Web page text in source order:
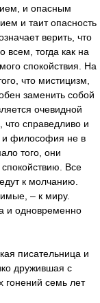
и опасным
и таит опасность
верить, что
всем, тогда как на
спокойствия. На
что мистицизм,
заменить собой
очевидной
что справедливо и
и философия не в
того, они
Все
к молчанию.
– к миру.
и одновременно
писательница и
дружившая с
семь лет